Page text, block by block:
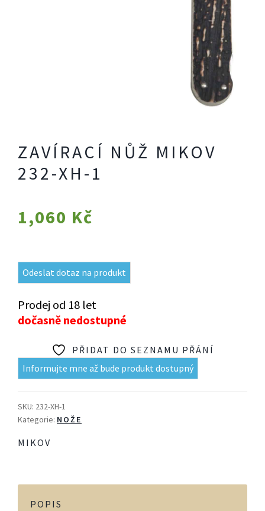
ZAVÍRACÍ NŮŽ MIKOV
232-XH-1
1,060 Kč
Odeslat dotaz na produkt
Prodej od 18 let
dočasně nedostupné
PŘIDAT DO SEZNAMU PŘÁNÍ
Informujte mne až bude produkt dostupný
SKU: 232-XH-1
Kategorie: NOŽE
MIKOV
POPIS